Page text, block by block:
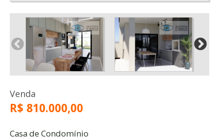
Venda
R$ 810.000,00
Casa de Condomínio